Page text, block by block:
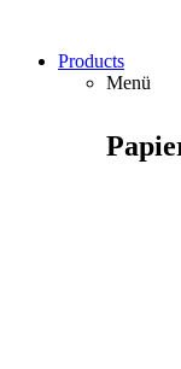
Products
Menü